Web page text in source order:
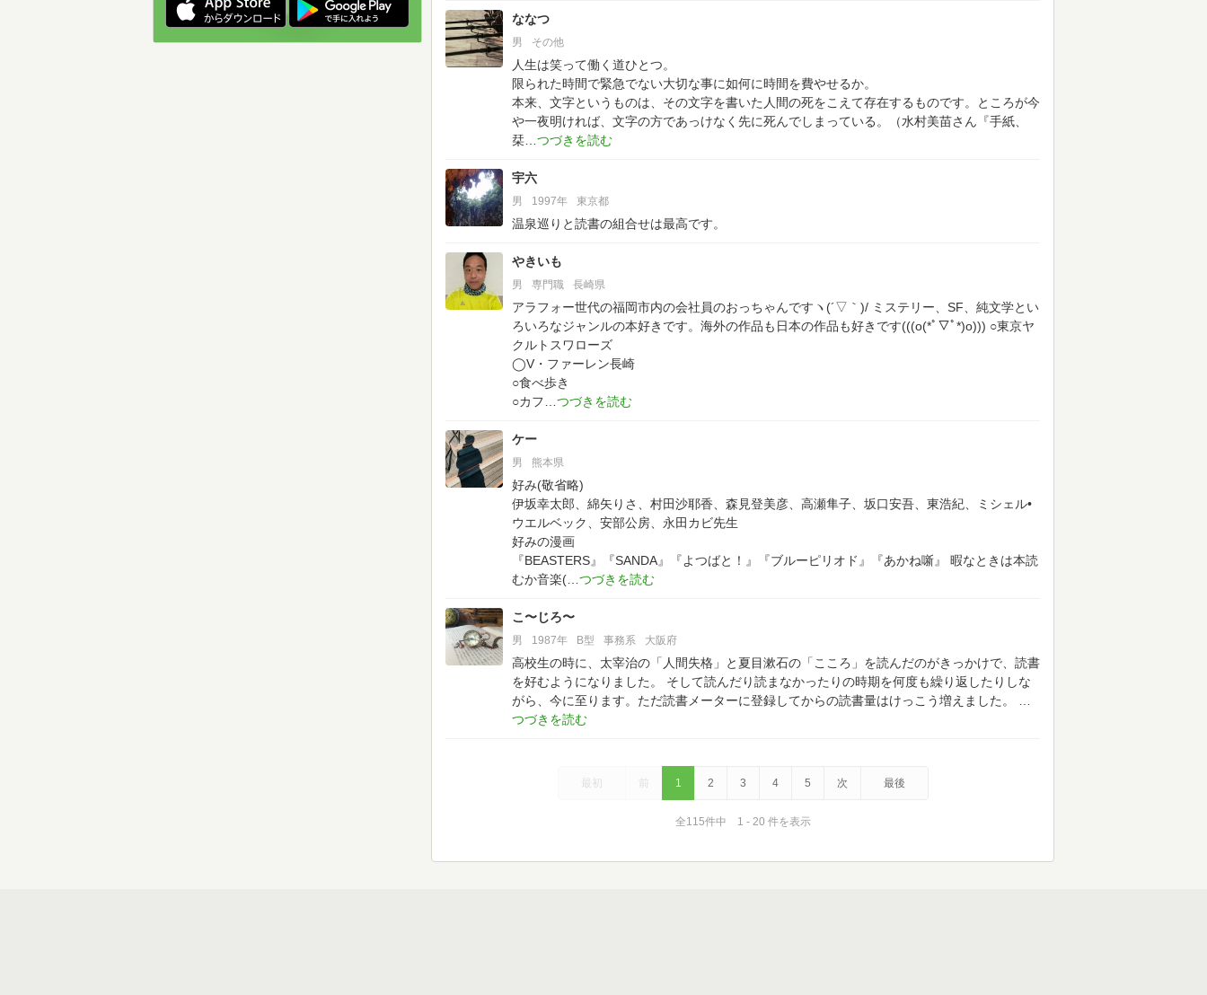
ななつ
男 その他
人生は笑って働く道ひとつ。
限られた時間で緊急でない大切な事に如何に時間を費やせるか。
本来、文字というものは、その文字を書いた人間の死をこえて存在するものです。ところが今
や一夜明ければ、文字の方であっけなく先に死んでしまっている。（水村美苗さん『手紙、
栞
宇六
男 1997年 東京都
温泉巡りと読書の組合せは最高です。
やきいも
男 専門職 長崎県
アラフォー世代の福岡市内の会社員のおっちゃんですヽ(´▽｀)/ ミステリー、SF、純文学とい
ろいろなジャンルの本好きです。海外の作品も日本の作品も好きです(((o(*ﾟ▽ﾟ*)o))) ○東京ヤ
クルトスワローズ
◯V・ファーレン長崎
○食べ歩き
○カフ
ケー
男 熊本県
好み(敬省略)
伊坂幸太郎、綿矢りさ、村田沙耶香、森見登美彦、高瀬隼子、坂口安吾、東浩紀、ミシェル•
ウエルベック、安部公房、永田カビ先生
好みの漫画
『BEASTERS』『SANDA』『よつばと！』『ブルーピリオド』『あかね噺』
暇なときは本読
むか音楽(
こ〜じろ〜
男 1987年 B型 事務系 大阪府
高校生の時に、太宰治の「人間失格」と夏目漱石の「こころ」を読んだのがきっかけで、読書
を好むようになりました。
そして読んだり読まなかったりの時期を何度も繰り返したりしな
がら、今に至ります。ただ読書メーターに登録してからの読書量はけっこう増えました。
最初 前 1 2 3 4 5 次 最後
全115件中 1 - 20 件を表示